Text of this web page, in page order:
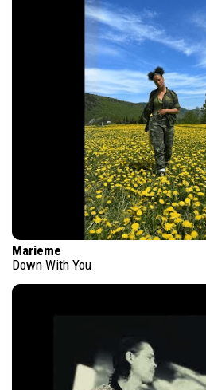
Marieme
Down With You